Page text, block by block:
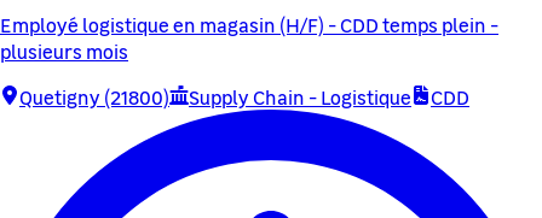
Employé logistique en magasin (H/F) - CDD temps plein -
plusieurs mois
Quetigny (21800)
Supply Chain - Logistique CDD